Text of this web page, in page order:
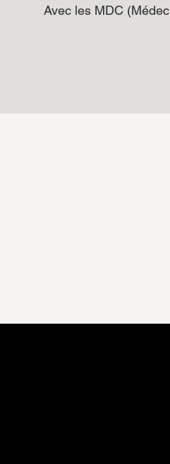
Avec les MDC